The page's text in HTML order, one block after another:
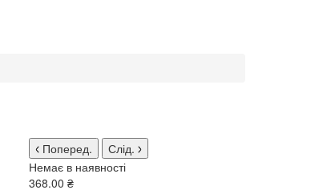
Поперед.
Слід.
Немає в наявності
368.00 ₴